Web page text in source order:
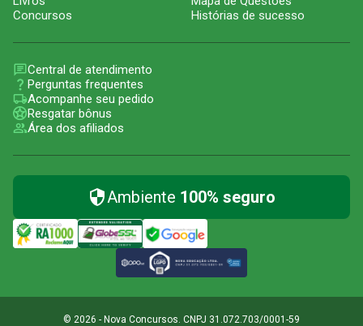
Concursos
Histórias de sucesso
Central de atendimento
Perguntas frequentes
Acompanhe seu pedido
Resgatar bônus
Área dos afiliados
Ambiente 100% seguro
© 2026 - Nova Concursos. CNPJ 31.072.703/0001-59